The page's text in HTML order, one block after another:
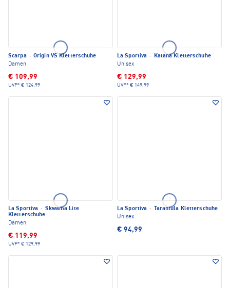
Scarpa · Origin VS Kletterschuhe
Damen
€ 109,99
UVP* € 124,99
La Sportiva ·
Katana Kletterschuhe
Unisex
€ 129,99
UVP* € 149,99
La Sportiva · Skwama Lite
Kletterschuhe
Damen
€ 119,99
UVP* € 129,99
La Sportiva ·
Tarantula Kletterschuhe
Unisex
€ 94,99